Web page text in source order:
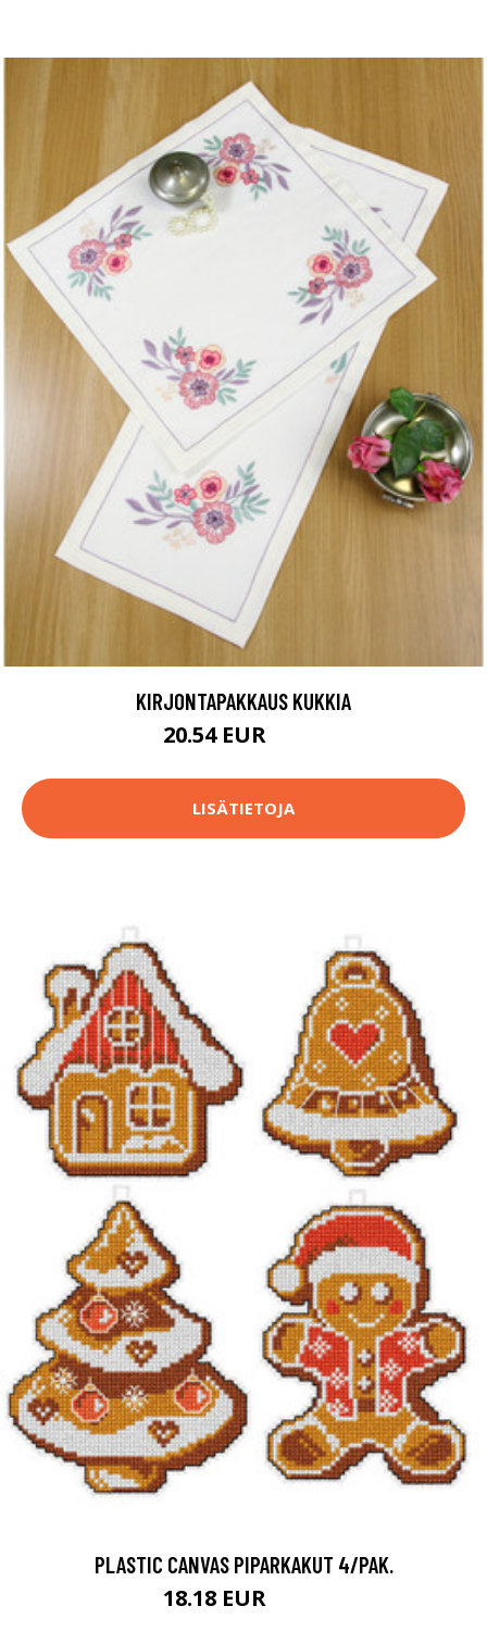
KIRJONTAPAKKAUS KUKKIA
20.54 EUR
LISÄTIETOJA
PLASTIC CANVAS PIPARKAKUT 4/PAK.
18.18 EUR